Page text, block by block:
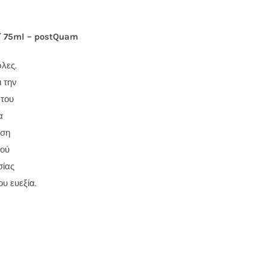
– postQuam
την
ευεξία.